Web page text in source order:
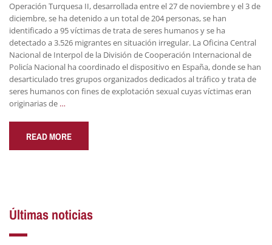
Operación Turquesa II, desarrollada entre el 27 de noviembre y el 3 de
diciembre, se ha detenido a un total de 204 personas, se han
identificado a 95 víctimas de trata de seres humanos y se ha
detectado a 3.526 migrantes en situación irregular. La Oficina Central
Nacional de Interpol de la División de Cooperación Internacional de
Policía Nacional ha coordinado el dispositivo en España, donde se han
desarticulado tres grupos organizados dedicados al tráfico y trata de
seres humanos con fines de explotación sexual cuyas víctimas eran
originarias de …
READ MORE
Últimas noticias